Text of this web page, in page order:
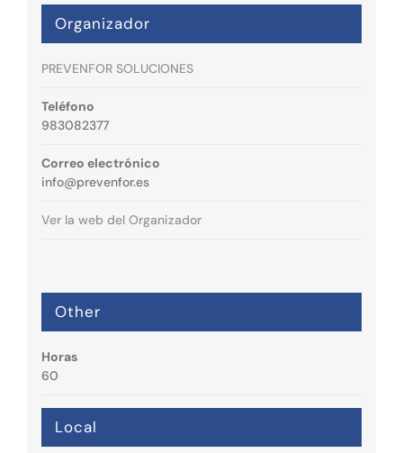
Local
Organizador
PREVENFOR SOLUCIONES
Teléfono
983082377
Correo electrónico
info@prevenfor.es
Ver la web del Organizador
Other
Horas
60